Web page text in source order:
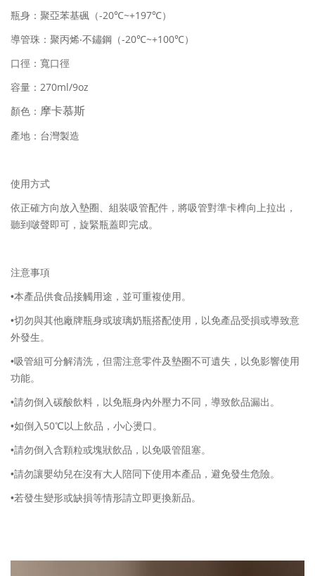
瓶身：聚亞苯基碸（-20℃~+197℃）
導管珠：聚丙烯‧不鏽鋼（-20℃~+100℃）
口徑：寬口徑
容量： 270ml/9oz
顏色： 摩卡慕斯
產地：台灣製造
使用方式
依正確方向放入墊圈、組裝吸管配件，將吸管對準卡榫向上拉出，
聽到啵聲即可，旋緊瓶蓋即完成。
注意事項
•本產品供食品接觸用途，並可重複使用。
•切勿與其他廠牌瓶身或玻璃奶瓶搭配使用，以免產品受損或導致意
外發生。
•吸管組可分解清洗，但需注意零件及墊圈不可遺失，以免影響使用
功能。
•請勿倒入碳酸飲料，以免瓶身內外壓力不同，導致飲品漏出。
•如倒入 50℃以上飲品，小心燙口。
•請勿倒入含顆粒或塊狀飲品，以免吸管阻塞。
•請勿讓嬰幼兒在沒有大人陪同下使用本產品，避免發生危險。
•若發生變形或缺損等情形請立即更換新品。